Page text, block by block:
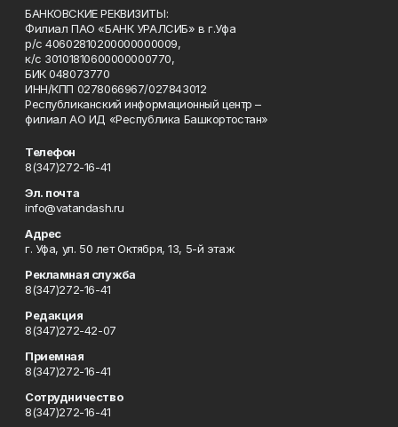
БАНКОВСКИЕ РЕКВИЗИТЫ:
Филиал ПАО «БАНК УРАЛСИБ» в г.Уфа
р/с 40602810200000000009,
к/с 30101810600000000770,
БИК 048073770
ИНН/КПП 0278066967/027843012
Республиканский информационный центр –
филиал АО ИД «Республика Башкортостан»
Телефон
8(347)272-16-41
Эл. почта
info@vatandash.ru
Адрес
г. Уфа, ул. 50 лет Октября, 13, 5-й этаж
Рекламная служба
8(347)272-16-41
Редакция
8(347)272-42-07
Приемная
8(347)272-16-41
Сотрудничество
8(347)272-16-41